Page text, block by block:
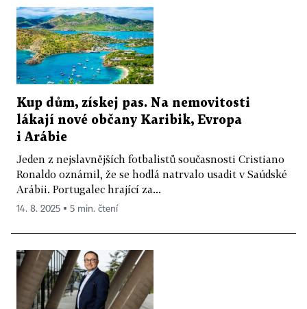
Kup dům, získej pas. Na nemovitosti
lákají nové občany Karibik, Evropa
i Arábie
Jeden z nejslavnějších fotbalistů současnosti Cristiano
Ronaldo oznámil, že se hodlá natrvalo usadit v Saúdské
Arábii. Portugalec hrající za...
14. 8. 2025 ▪ 5 min. čtení